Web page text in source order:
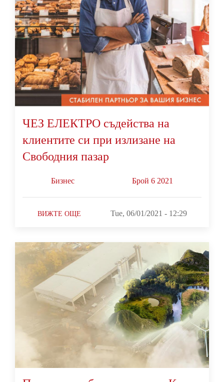
ЧЕЗ ЕЛЕКТРО съдейства на
клиентите си при излизане на
Свободния пазар
Бизнес Брой 6 2021
ВИЖТЕ ОЩЕ Tue, 06/01/2021 - 12:29